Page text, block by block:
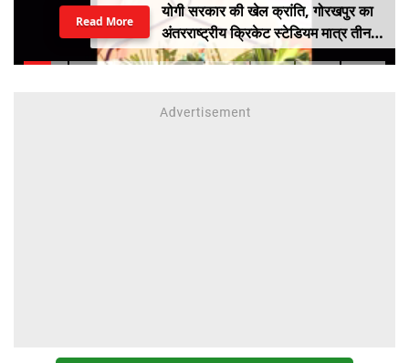
योगी सरकार की खेल क्रांति, गोरखपुर का
अंतरराष्ट्रीय क्रिकेट स्टेडियम मात्र तीन
महीने में लगभग 20% तैयार
Read More